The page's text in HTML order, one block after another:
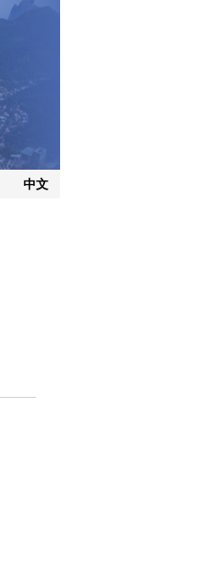
中文